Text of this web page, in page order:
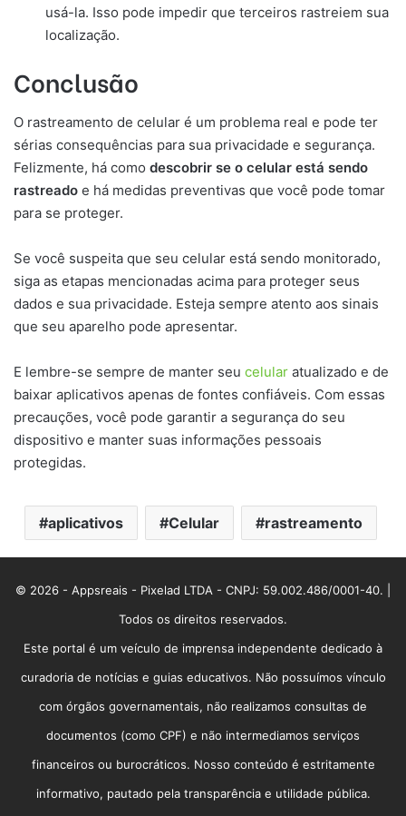
usá-la. Isso pode impedir que terceiros rastreiem sua
localização.
Conclusão
O rastreamento de celular é um problema real e pode ter
sérias consequências para sua privacidade e segurança.
Felizmente, há como descobrir se o celular está sendo
rastreado e há medidas preventivas que você pode tomar
para se proteger.
Se você suspeita que seu celular está sendo monitorado,
siga as etapas mencionadas acima para proteger seus
dados e sua privacidade. Esteja sempre atento aos sinais
que seu aparelho pode apresentar.
E lembre-se sempre de manter seu celular atualizado e de
baixar aplicativos apenas de fontes confiáveis. Com essas
precauções, você pode garantir a segurança do seu
dispositivo e manter suas informações pessoais
protegidas.
aplicativos Celular rastreamento
© 2026 - Appsreais - Pixelad LTDA - CNPJ: 59.002.486/0001-40. |
Todos os direitos reservados.
Este portal é um veículo de imprensa independente dedicado à
curadoria de notícias e guias educativos. Não possuímos vínculo
com órgãos governamentais, não realizamos consultas de
documentos (como CPF) e não intermediamos serviços
financeiros ou burocráticos. Nosso conteúdo é estritamente
informativo, pautado pela transparência e utilidade pública.